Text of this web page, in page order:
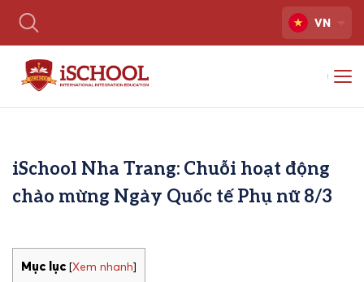
VN
iSchool Nha Trang: Chuỗi hoạt động
chào mừng Ngày Quốc tế Phụ nữ 8/3
Mục lục [Xem nhanh]